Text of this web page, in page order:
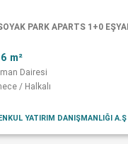
PARK APARTS 1+0
m²
Dairesi
/ Halkalı
YATIRIM DANIŞMANLIĞI A.Ş